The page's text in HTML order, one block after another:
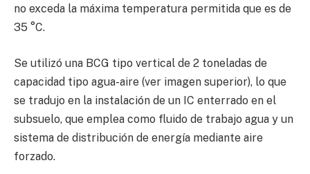
no exceda la máxima temperatura permitida que es de
35 °C.
Se utilizó una BCG tipo vertical de 2 toneladas de
capacidad tipo agua-aire (ver imagen superior), lo que
se tradujo en la instalación de un IC enterrado en el
subsuelo, que emplea como fluido de trabajo agua y un
sistema de distribución de energía mediante aire
forzado.